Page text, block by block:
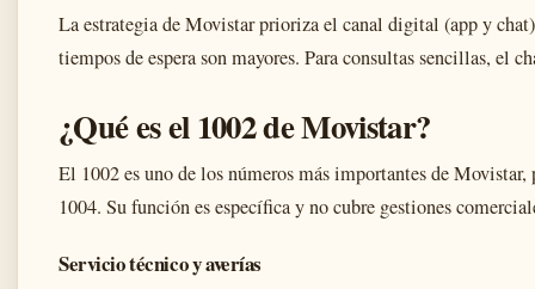
La estrategia de Movistar prioriza el canal digital (app y
tiempos de espera son mayores. Para consultas sencillas, el
¿Qué es el 1002 de Movistar?
El 1002 es uno de los números más importantes de Movistar,
1004. Su función es específica y no cubre gestiones
Servicio técnico y averías